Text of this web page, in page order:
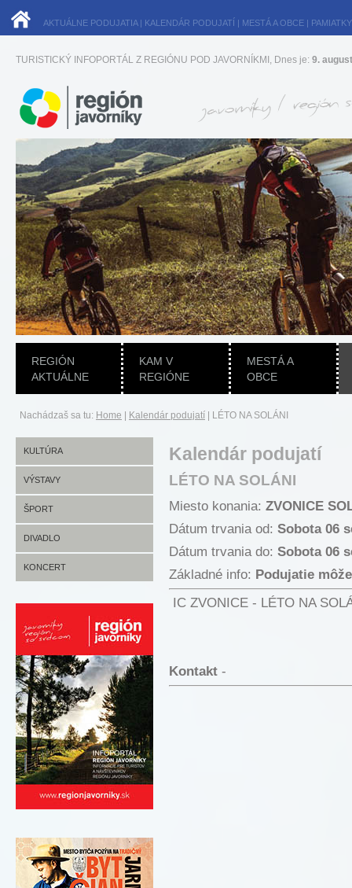
AKTUÁLNE PODUJATIA| KALENDÁR PODUJATÍ | MESTÁ A OBCE | PAMIATKY
TURISTICKÝ INFOPORTÁL Z REGIÓNU POD JAVORNÍKMI, Dnes je: 9.
REGIÓN
AKTUÁLNE
KAM V
REGIÓNE
MESTÁ A
OBCE
Nachádzaš sa tu: Home Kalendár podujatí LÉTO NA SOLÁNI
KULTÚRA
VÝSTAVY
ŠPORT
DIVADLO
KONCERT
Kalendár podujatí
LÉTO NA SOLÁNI
Miesto konania: ZVONICE
Dátum trvania od: Sobota 06
Dátum trvania do: Sobota 06
Základné info: Podujatie
IC ZVONICE - LÉTO NA
Kontakt -